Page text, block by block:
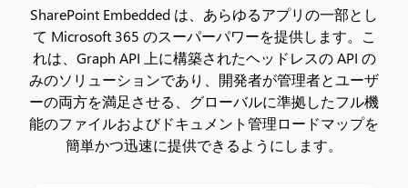
SharePoint Embedded は、あらゆるアプリの一部とし
て Microsoft 365 のスーパーパワーを提供します。こ
れは、Graph API 上に構築されたヘッドレスの API の
みのソリューションであり、開発者が管理者とユーザ
ーの両方を満足させる、グローバルに準拠したフル機
能のファイルおよびドキュメント管理ロードマップを
簡単かつ迅速に提供できるようにします。